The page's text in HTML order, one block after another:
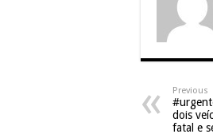
Previous
dois
fatal e